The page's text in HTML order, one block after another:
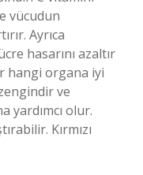
vücudun
Ayrıca
hasarını azaltır
hangi organa iyi
ve
yardımcı olur.
Kırmızı